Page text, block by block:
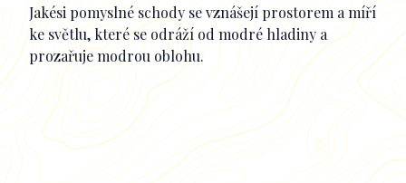
Popisek
Jakési pomyslné schody se vznášejí prostorem a míří
ke světlu, které se odráží od modré hladiny a
prozařuje modrou oblohu.